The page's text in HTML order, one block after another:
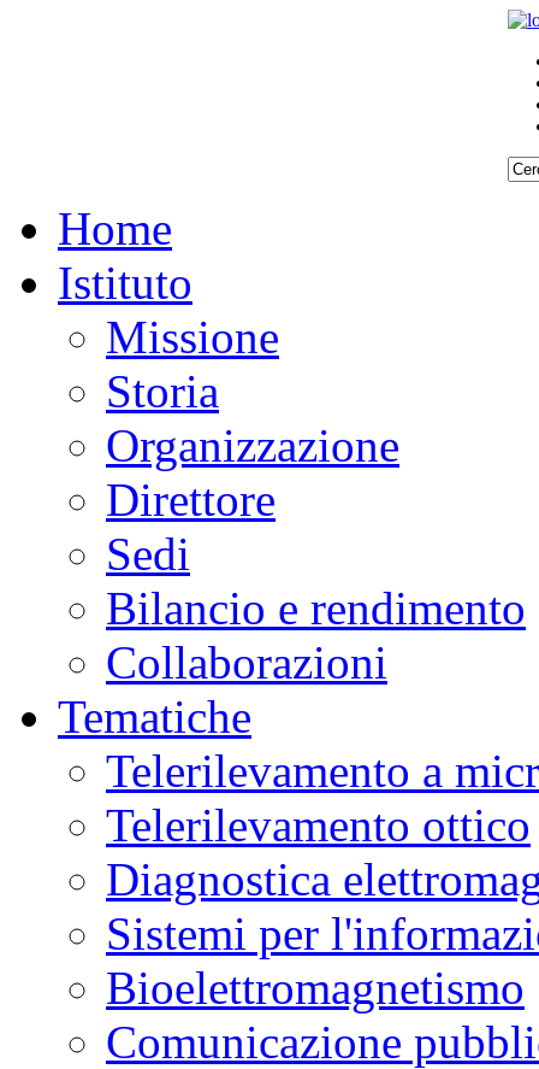
Home
Istituto
Missione
Storia
Organizzazione
Direttore
Sedi
Bilancio e rendimento
Collaborazioni
Tematiche
Telerilevamento a
Telerilevamento ottico
Diagnostica
Sistemi per
Bioelettromagnetismo
Comunicazione